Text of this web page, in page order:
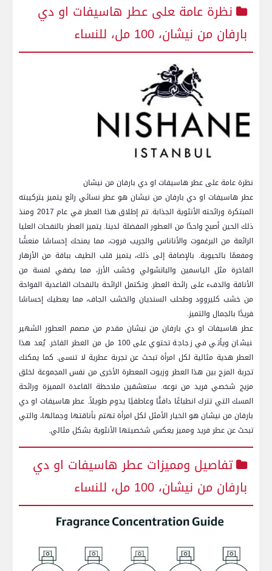
نظرة عامة ‍على ​عطر هاسيفات او دي
بارفان‌ من نيشان، 100 مل، للنساء
نظرة عامة على​ عطر هاسيفات او دي بارفان من نيشان
عطر هاسيفات او دي بارفان من نيشان​ هو​ عطر ​نسائي رائع يتميز ‍بتركيبته
المبتكرة ورائحته الأنثوية الجذابة. تم إطلاق هذا العطر في عام⁣ 2017 ومنذ
ذلك الحين⁣ أصبح واحدًا ⁣من العطور المفضلة لدينا. يتميز العطر بالنفحات العليا
الرائعة من البرغموت والأناناس والجريب فروت، مما يمنحك إحساسًا‌ منعشًا
ومفعمًا بالحيوية. بالإضافة ​إلى ذلك، يتميز قلب ‌الطيف بباقة من الأزهار
الفاخرة مثل‌ الياسمين والباتشولي وخشب الأرز، مما يضفي لمسة من
الأناقة والدفء على رائحة العطر. وتكتمل الرائحة بالنفحات القاعدية الفواحة
من خشب كليروود وطحلب السنديان والخشب الجاف، مما يعطيك إحساسًا
‍فريدًا بالجمال والتميز.
عطر هاسيفات او دي بارفان ‌من نيشان⁢ مقدم من ⁣مصمم العطور الشهير
‍نيشان⁣ ويأتي في زجاجة تحتوي على 100 ⁣مل من العطر الفاخر.⁤ يُعد هذا
العطر هدية مثالية لكل امرأة ⁤تبحث عن تجربة عطرية لا تنسى. كما يمكنك
تجربة المزج بين هذا العطر وزيوت المعطرة⁢ الأخرى ​من نفس المجموعة لخلق
‌مزيج ⁢شخصي فريد من نوعه. ستعشقين ملاحظة القاعدة ‌المميزة ورائحة
المسك التي​ تترك انطباعًا ⁣دافئًا ‌وعاطفيًا يدوم طويلاً. عطر هاسيفات او دي
بارفان من نيشان هو الخيار الأمثل لكل⁤ امرأة تهتم بأناقتها وجمالها، والتي
تبحث عن عطر ⁤فريد ومميز يعكس شخصيتها الأنثوية بشكل مثالي.
تفاصيل ومميزات عطر هاسيفات او دي
بارفان ‌من نيشان، 100 مل، للنساء